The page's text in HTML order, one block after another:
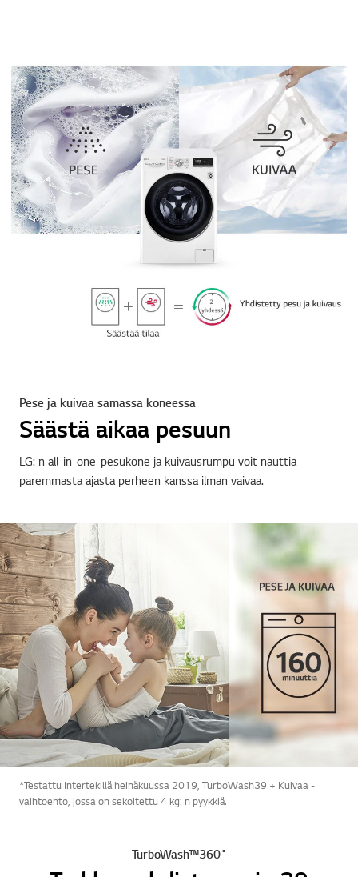
Pese ja kuivaa samassa koneessa
Säästä aikaa pesuun
LG: n all-in-one-pesukone ja kuivausrumpu voit nauttia
paremmasta ajasta perheen kanssa ilman vaivaa.
*Testattu Intertekillä heinäkuussa 2019, TurboWash39 + Kuivaa -
vaihtoehto, jossa on sekoitettu 4 kg: n pyykkiä.
TurboWash™360˚